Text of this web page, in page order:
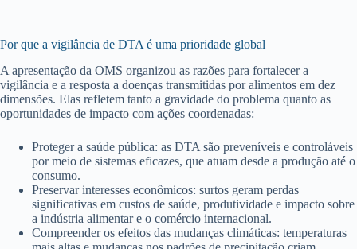
Por que a vigilância de DTA é uma prioridade global
A apresentação da OMS organizou as razões para fortalecer a
vigilância e a resposta a doenças transmitidas por alimentos em dez
dimensões. Elas refletem tanto a gravidade do problema quanto as
oportunidades de impacto com ações coordenadas:
Proteger a saúde pública: as DTA são preveníveis e controláveis
por meio de sistemas eficazes, que atuam desde a produção até o
consumo.
Preservar interesses econômicos: surtos geram perdas
significativas em custos de saúde, produtividade e impacto sobre
a indústria alimentar e o comércio internacional.
Compreender os efeitos das mudanças climáticas: temperaturas